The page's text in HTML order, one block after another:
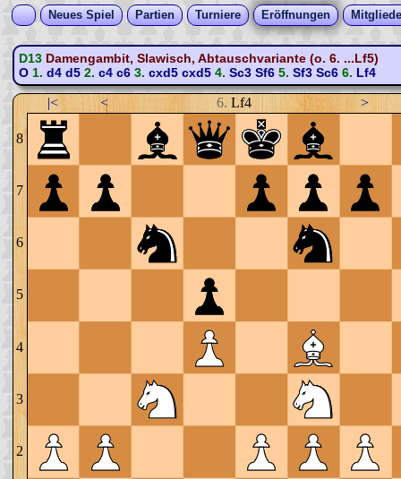
Neues Spiel Partien Turniere Eröffnungen
D13 Damengambit, Slawisch, Abtauschvariante (o. 6. ...Lf5)
O1. d4 d52. c4 c63. cxd5 cxd54. Sc3 Sf65. Sf3 Sc66. Lf4
|< < 6. Lf4 >
8
7
6
5
4
3
2